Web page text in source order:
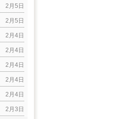
2月5日
2月5日
2月4日
2月4日
2月4日
2月4日
2月4日
2月3日